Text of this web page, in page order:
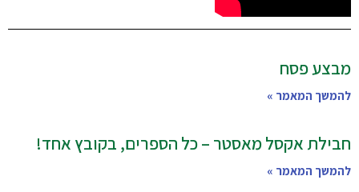
מבצע פסח
להמשך המאמר »
חבילת אקסל מאסטר – כל הספרים, בקובץ אחד!
להמשך המאמר »